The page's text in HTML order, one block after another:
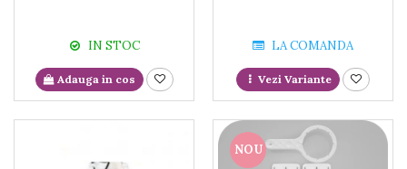
IN STOC
Adauga in cos
LA COMANDA
Vezi Variante
NOU